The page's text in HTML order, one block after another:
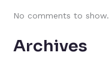
No comments to show.
Archives